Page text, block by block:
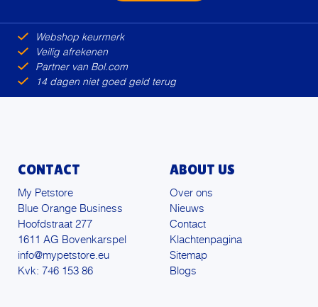
Webshop keurmerk
Veilig afrekenen
Partner van Bol.com
14 dagen niet goed geld terug
CONTACT
My Petstore
Blue Orange Business
Hoofdstraat 277
1611 AG Bovenkarspel
info@mypetstore.eu
Kvk: 746 153 86
ABOUT US
Over ons
Nieuws
Contact
Klachtenpagina
Sitemap
Blogs